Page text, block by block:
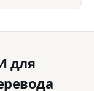
для